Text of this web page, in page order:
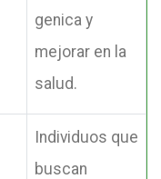
genica y
mejorar en la
salud.
Individuos que
buscan